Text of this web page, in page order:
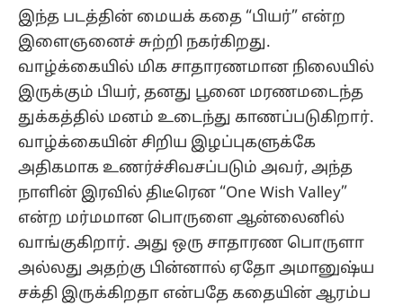
இந்த படத்தின் மையக் கதை “பியர்” என்ற
இளைஞனைச் சுற்றி நகர்கிறது.
வாழ்க்கையில் மிக சாதாரணமான நிலையில்
இருக்கும் பியர், தனது பூனை மரணமடைந்த
துக்கத்தில் மனம் உடைந்து காணப்படுகிறார்.
வாழ்க்கையின் சிறிய இழப்புகளுக்கே
அதிகமாக உணர்ச்சிவசப்படும் அவர், அந்த
நாளின் இரவில் திடீரென “One Wish Valley”
என்ற மர்மமான பொருளை ஆன்லைனில்
வாங்குகிறார். அது ஒரு சாதாரண பொருளா
அல்லது அதற்கு பின்னால் ஏதோ அமானுஷ்ய
சக்தி இருக்கிறதா என்பதே கதையின் ஆரம்ப